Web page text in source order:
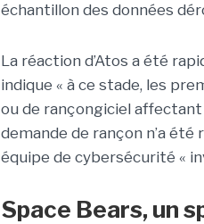
échantillon des données
La réaction d’Atos a été
indique « à ce stade, les
ou de rançongiciel
demande de rançon n’a
équipe de cybersécurité «
Space Bears, un